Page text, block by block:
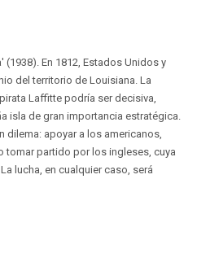
En 1812, Estados Unidos y
del territorio de Louisiana. La
Laffitte podría ser decisiva,
isla de gran importancia estratégica.
dilema: apoyar a los americanos,
tomar partido por los ingleses, cuya
lucha, en cualquier caso, será